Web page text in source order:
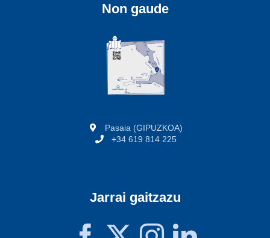
Non gaude
Pasaia (GIPUZKOA)
+34 619 814 225
Jarrai gaitzazu